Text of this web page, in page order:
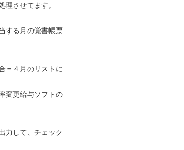
させてます。
する月の覚書帳票
＝４月のリストに
更給与ソフトの
力して、チェック